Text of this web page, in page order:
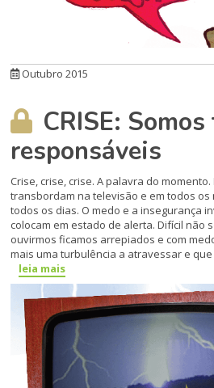
Outubro 2015
CRISE:
responsáveis
Crise, crise, crise. A palavra do
transbordam na televisão e em todos os
todos os dias. O medo e a insegurança
colocam em estado de alerta. Difícil não
ouvirmos ficamos arrepiados e com
mais uma turbulência a atravessar e
leia mais